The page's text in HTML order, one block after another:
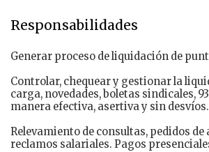
Responsabilidades
Generar proceso de liquidación de
Controlar, chequear y gestionar la
carga, novedades, boletas sindicales,
manera efectiva, asertiva y sin desvíos.
Relevamiento de consultas, pedidos de
reclamos salariales. Pagos